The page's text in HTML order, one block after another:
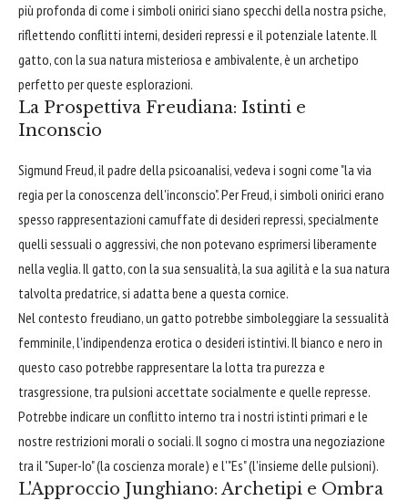
più profonda di come i simboli onirici siano specchi della nostra psiche,
riflettendo conflitti interni, desideri repressi e il potenziale latente. Il
gatto, con la sua natura misteriosa e ambivalente, è un archetipo
perfetto per queste esplorazioni.
La Prospettiva Freudiana: Istinti e
Inconscio
Sigmund Freud, il padre della psicoanalisi, vedeva i sogni come "la via
regia per la conoscenza dell'inconscio". Per Freud, i simboli onirici erano
spesso rappresentazioni camuffate di desideri repressi, specialmente
quelli sessuali o aggressivi, che non potevano esprimersi liberamente
nella veglia. Il gatto, con la sua sensualità, la sua agilità e la sua natura
talvolta predatrice, si adatta bene a questa cornice.
Nel contesto freudiano, un gatto potrebbe simboleggiare la sessualità
femminile, l'indipendenza erotica o desideri istintivi. Il bianco e nero in
questo caso potrebbe rappresentare la lotta tra purezza e
trasgressione, tra pulsioni accettate socialmente e quelle represse.
Potrebbe indicare un conflitto interno tra i nostri istinti primari e le
nostre restrizioni morali o sociali. Il sogno ci mostra una negoziazione
tra il "Super-Io" (la coscienza morale) e l'"Es" (l'insieme delle pulsioni).
L'Approccio Junghiano: Archetipi e Ombra